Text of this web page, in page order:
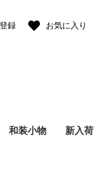
録 お気に入り
和装小物 新入荷